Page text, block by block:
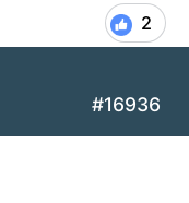
2
#16936